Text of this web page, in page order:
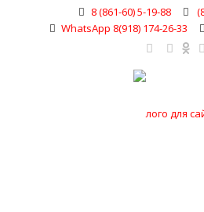
8 (861-60) 5-19-88
WhatsApp 8(918) 174-26-33